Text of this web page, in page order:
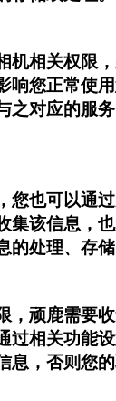
相关权限
您正常使
对应的服
也可以通
该信息，
处理、存储
顽鹿需要
相关功能
，否则您